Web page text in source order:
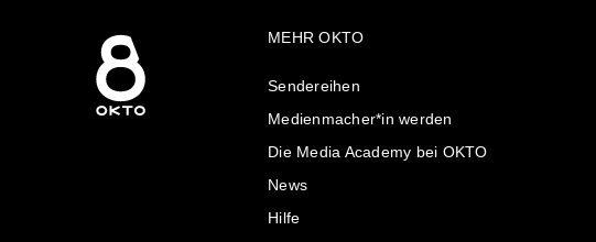
MEHR OKTO
Sendereihen
Medienmacher*in werden
Die Media Academy bei OKTO
News
Hilfe